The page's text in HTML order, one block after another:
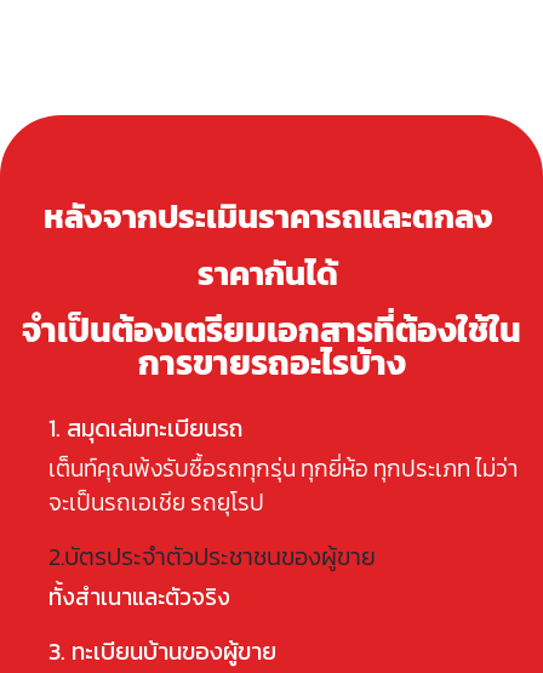
หลังจากประเมินราคารถและตกลง
ราคากันได้
จำเป็นต้องเตรียมเอกสารที่ต้องใช้ใน
การขายรถอะไรบ้าง
1. สมุดเล่มทะเบียนรถ
เต็นท์คุณพ้งรับซื้อรถทุกรุ่น ทุกยี่ห้อ ทุกประเภท ไม่ว่า
จะเป็นรถเอเชีย รถยุโรป
2.บัตรประจำตัวประชาชนของผู้ขาย
ทั้งสำเนาและตัวจริง
3. ทะเบียนบ้านของผู้ขาย